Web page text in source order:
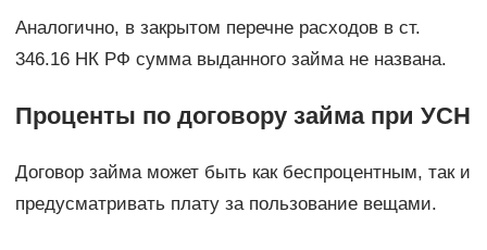
Аналогично, в закрытом перечне расходов в ст.
346.16 НК РФ сумма выданного займа не названа.
Проценты по договору займа при УСН
Договор займа может быть как беспроцентным, так и
предусматривать плату за пользование вещами.